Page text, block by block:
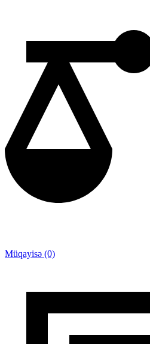
Müqayisə (0)